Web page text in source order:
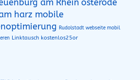
am Rhein osterode
harz mobile
Rudolstadt webseite mobil
Linktausch kostenlos25or